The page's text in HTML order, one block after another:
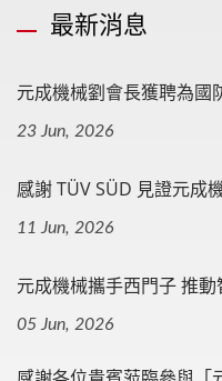
最新消息
元成機械劉會長獲聘為國
23 Jun, 2026
感謝 TÜV SÜD 見證元成
11 Jun, 2026
元成機械攜手西門子 推
05 Jun, 2026